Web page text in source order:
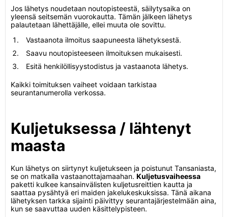
Jos lähetys noudetaan noutopisteestä, säilytysaika on
yleensä seitsemän vuorokautta. Tämän jälkeen lähetys
palautetaan lähettäjälle, ellei muuta ole sovittu.
Vastaanota ilmoitus saapuneesta lähetyksestä.
Saavu noutopisteeseen ilmoituksen mukaisesti.
Esitä henkilöllisyystodistus ja vastaanota lähetys.
Kaikki toimituksen vaiheet voidaan tarkistaa
seurantanumerolla verkossa.
Kuljetuksessa / lähtenyt
maasta
Kun lähetys on siirtynyt kuljetukseen ja poistunut Tansaniasta,
se on matkalla vastaanottajamaahan. Kuljetusvaiheessa
paketti kulkee kansainvälisten kuljetusreittien kautta ja
saattaa pysähtyä eri maiden jakelukeskuksissa. Tänä aikana
lähetyksen tarkka sijainti päivittyy seurantajärjestelmään aina,
kun se saavuttaa uuden käsittelypisteen.